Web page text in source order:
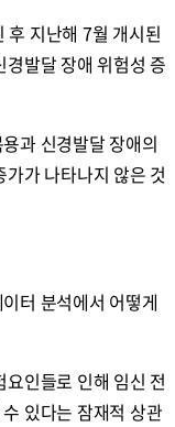
지난해 7월 개시된
발달 장애 위험성 증
과 신경발달 장애의
가 나타나지 않은 것
터 분석에서 어떻게
인들로 인해 임신 전
있다는 잠재적 상관